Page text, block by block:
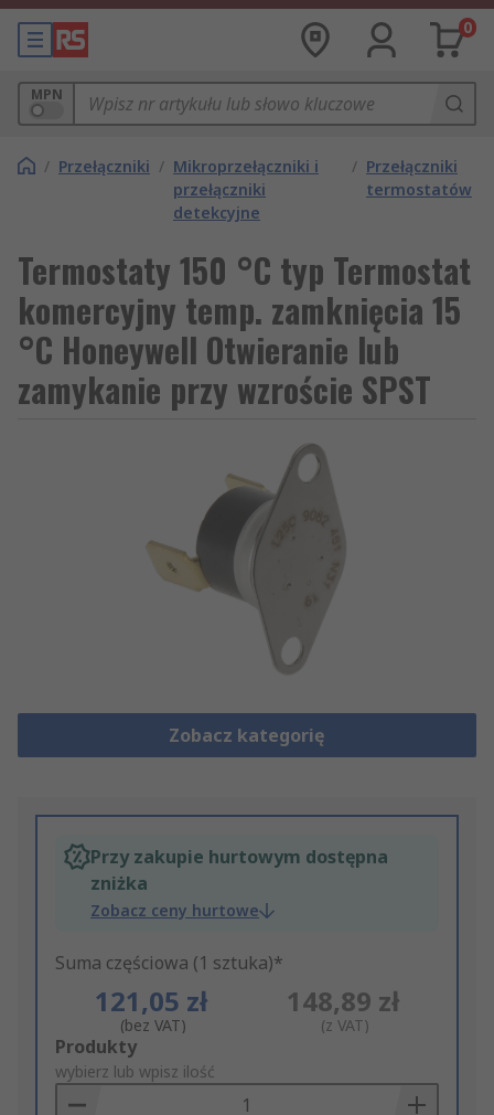
0
MPN
/ Przełączniki / Mikroprzełączniki i
przełączniki
detekcyjne
/ Przełączniki
termostatów
Termostaty 150 °C typ Termostat
komercyjny temp. zamknięcia 15
°C Honeywell Otwieranie lub
zamykanie przy wzroście SPST
Zobacz kategorię
Przy zakupie hurtowym dostępna
zniżka
Zobacz ceny hurtowe
Suma częściowa (1 sztuka)*
121,05 zł
(bez VAT)
148,89 zł
(z VAT)
Add
to
Basket
Produkty
wybierz lub wpisz ilość